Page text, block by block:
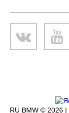
RU BMW © 2026 |